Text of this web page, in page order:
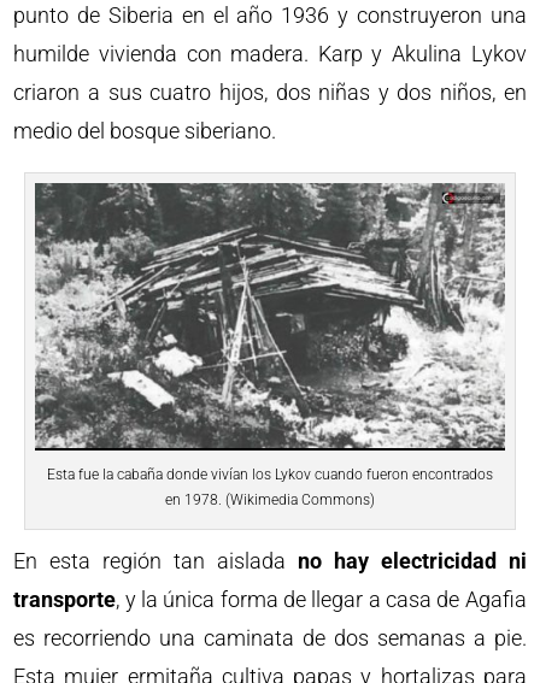
punto de Siberia en el año 1936 y construyeron una
humilde vivienda con madera. Karp y Akulina Lykov
criaron a sus cuatro hijos, dos niñas y dos niños, en
medio del bosque siberiano.
Esta fue la cabaña donde vivían los Lykov cuando fueron encontrados
en 1978. (Wikimedia Commons)
En esta región tan aislada no hay electricidad ni
transporte, y la única forma de llegar a casa de Agafia
es recorriendo una caminata de dos semanas a pie.
Esta mujer ermitaña cultiva papas y hortalizas para